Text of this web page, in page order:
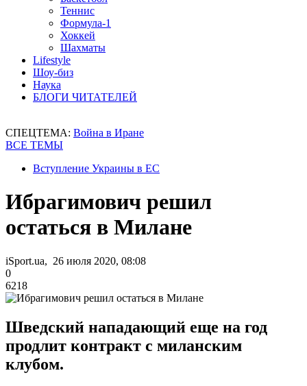
Теннис
Формула-1
Хоккей
Шахматы
Lifestyle
Шоу-биз
Наука
БЛОГИ ЧИТАТЕЛЕЙ
СПЕЦТЕМА: Война в Иране
ВСЕ ТЕМЫ
Вступление Украины в ЕС
Ибрагимович решил
остаться в Милане
iSport.ua, 26 июля 2020, 08:08
0
6218
Шведский нападающий еще на год
продлит контракт с миланским
клубом.